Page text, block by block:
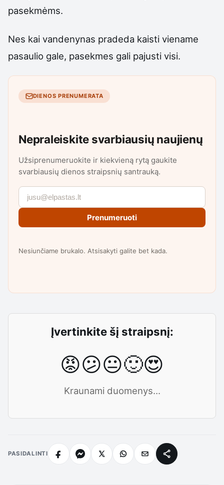
pasekmėms.
Nes kai vandenynas pradeda kaisti viename
pasaulio gale, pasekmes gali pajusti visi.
DIENOS PRENUMERATA
Nepraleiskite svarbiausių naujienų
Užsiprenumeruokite ir kiekvieną rytą gaukite
svarbiausių dienos straipsnių santrauką.
Prenumeruoti
Nesiunčiame brukalo. Atsisakyti galite bet kada.
Įvertinkite šį straipsnį:
😡😕😐🙂😍
Kraunami duomenys...
PASIDALINTI